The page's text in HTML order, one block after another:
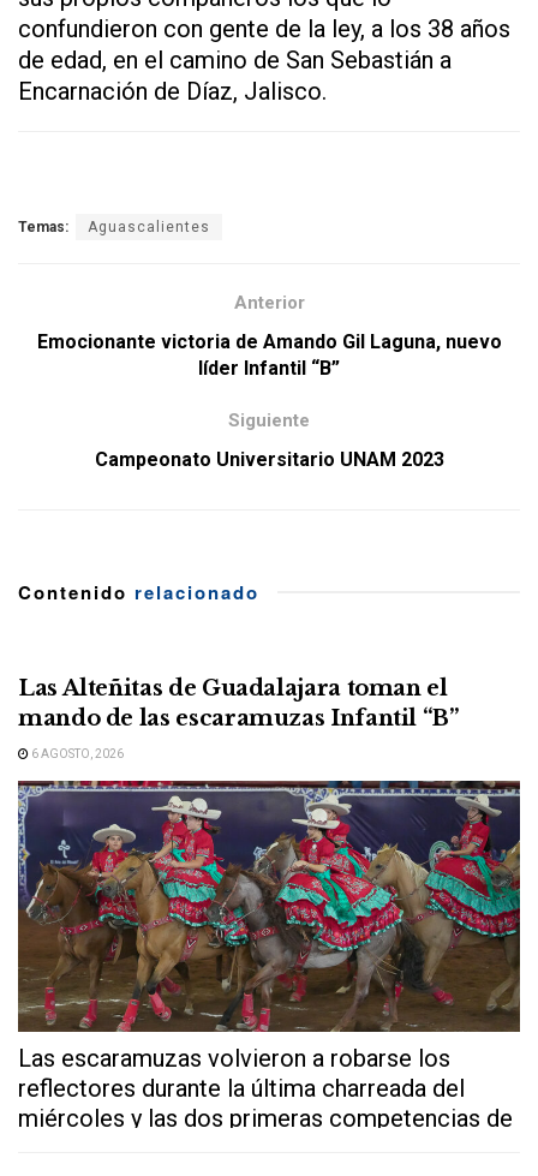
confundieron con gente de la ley, a los 38 años
de edad, en el camino de San Sebastián a
Encarnación de Díaz, Jalisco.
Temas: Aguascalientes
Anterior
Emocionante victoria de Amando Gil Laguna, nuevo
líder Infantil “B”
Siguiente
Campeonato Universitario UNAM 2023
Contenido relacionado
Las Alteñitas de Guadalajara toman el
mando de las escaramuzas Infantil “B”
6 AGOSTO, 2026
Las escaramuzas volvieron a robarse los
reflectores durante la última charreada del
miércoles y las dos primeras competencias de